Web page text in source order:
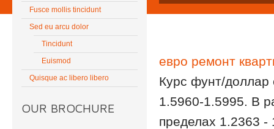
Fusce mollis tincidunt
Sed eu arcu dolor
Tincidunt
Euismod
Quisque ac libero libero
OUR BROCHURE
евро ремонт
Курс фунт/доллар
1.5960-1.5995. В
пределах 1.2363